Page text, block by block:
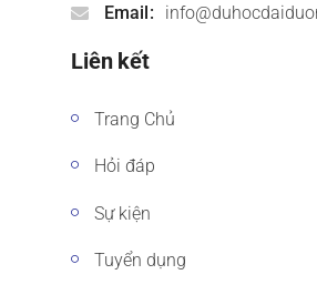
Email
Liên kết
Trang Chủ
Hỏi đáp
Sự kiện
Tuyển dụng